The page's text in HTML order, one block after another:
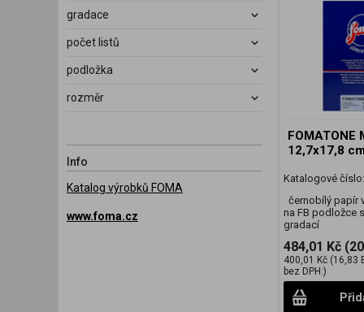
gradace
počet listů
podložka
rozměr
Info
Katalog výrobků FOMA
www.foma.cz
FOMATONE
12,7x17,8
Katalogové číslo:
černobílý papír
na FB podložce
gradací
484,01 Kč
400,01 Kč (16,83
bez DPH:)